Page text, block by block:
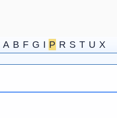
A B F G I P R S T U X